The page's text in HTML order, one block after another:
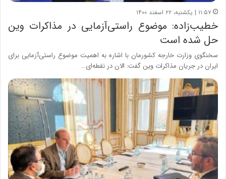
۱۱:۵۷ | یکشنبه، ۲۲ اسفند ۱۴۰۰
خطیب‌زاده: موضوع راستی‌آزمایی در مذاکرات وین
حل شده است
سخنگوی وزارت خارجه کشورمان با اشاره به اهمیت موضوع راستی‌آزمایی برای
ایران در جریان مذاکرات وین گفت: الان در نقطه‌ای…